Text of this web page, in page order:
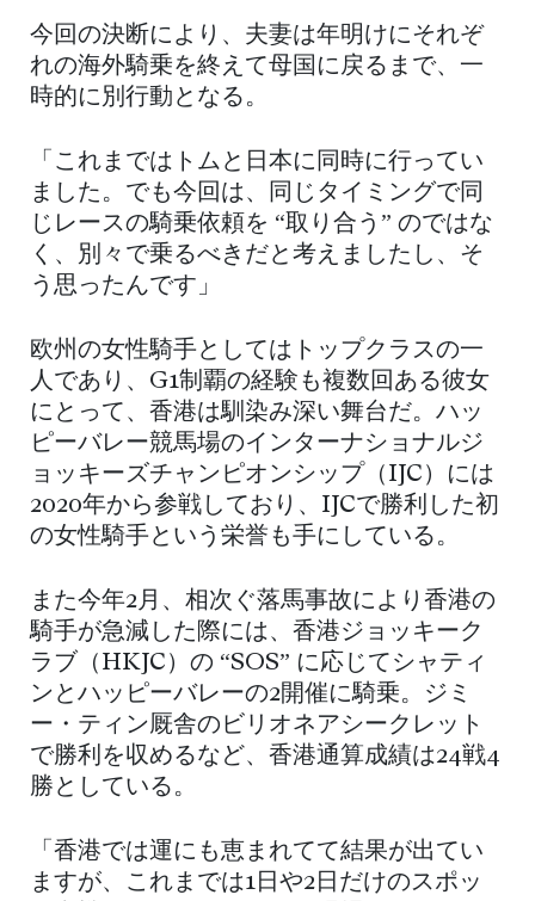
今回の決断により、夫妻は年明けにそれぞ
れの海外騎乗を終えて母国に戻るまで、一
時的に別行動となる。
「これまではトムと日本に同時に行ってい
ました。でも今回は、同じタイミングで同
じレースの騎乗依頼を “取り合う” のではな
く、別々で乗るべきだと考えましたし、そ
う思ったんです」
欧州の女性騎手としてはトップクラスの一
人であり、G1制覇の経験も複数回ある彼女
にとって、香港は馴染み深い舞台だ。ハッ
ピーバレー競馬場のインターナショナルジ
ョッキーズチャンピオンシップ（IJC）には
2020年から参戦しており、IJCで勝利した初
の女性騎手という栄誉も手にしている。
また今年2月、相次ぐ落馬事故により香港の
騎手が急減した際には、香港ジョッキーク
ラブ（HKJC）の “SOS” に応じてシャティ
ンとハッピーバレーの2開催に騎乗。ジミ
ー・ティン厩舎のビリオネアシークレット
で勝利を収めるなど、香港通算成績は24戦4
勝としている。
「香港では運にも恵まれてて結果が出てい
ますが、これまでは1日や2日だけのスポッ